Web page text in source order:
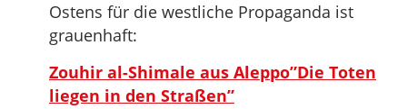
Ostens für die westliche Propaganda ist
grauenhaft:
Zouhir al-Shimale aus Aleppo”Die Toten
liegen in den Straßen”